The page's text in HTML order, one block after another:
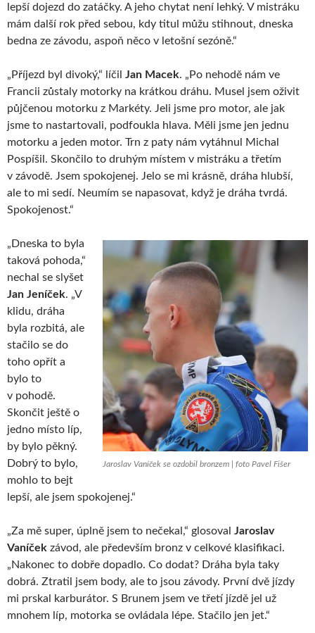
lepší dojezd do zatáčky. A jeho chytat není lehký. V mistráku
mám další rok před sebou, kdy titul můžu stihnout, dneska
bedna ze závodu, aspoň něco v letošní sezóně.“
„Příjezd byl divoký,“ líčil Jan Macek. „Po nehodě nám ve
Francii zůstaly motorky na krátkou dráhu. Musel jsem oživit
půjčenou motorku z Markéty. Jeli jsme pro motor, ale jak
jsme to nastartovali, podfoukla hlava. Měli jsme jen jednu
motorku a jeden motor. Trn z paty nám vytáhnul Michal
Pospíšil. Skončilo to druhým místem v mistráku a třetím
v závodě. Jsem spokojenej. Jelo se mi krásně, dráha hlubší,
ale to mi sedí. Neumím se napasovat, když je dráha tvrdá.
Spokojenost.“
Jaroslav Vaníček se ozdobil bronzem | foto Pavel Fišer
„Dneska to byla
taková pohoda,“
nechal se slyšet
Jan Jeníček. „V
klidu, dráha
byla rozbitá, ale
stačilo se do
toho opřít a
bylo to
v pohodě.
Skončit ještě o
jedno místo líp,
by bylo pěkný.
Dobrý to bylo,
mohlo to bejt
lepší, ale jsem spokojenej.“
„Za mě super, úplně jsem to nečekal,“ glosoval Jaroslav
Vaníček závod, ale především bronz v celkové klasifikaci.
„Nakonec to dobře dopadlo. Co dodat? Dráha byla taky
dobrá. Ztratil jsem body, ale to jsou závody. První dvě jízdy
mi prskal karburátor. S Brunem jsem ve třetí jízdě jel už
mnohem líp, motorka se ovládala lépe. Stačilo jen jet.“